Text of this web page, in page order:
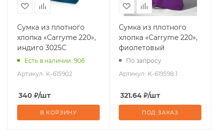
Сумка из плотного
хлопка «Carryme 220»,
индиго 3025C
Есть в наличии: 906
Артикул: K-615902
340 ₽/шт
В КОРЗИНУ
Сумка из плотного
хлопка «Carryme 220»,
фиолетовый
По запросу
Артикул: K-619598.1
321.64 ₽/шт
ПОД ЗАКАЗ